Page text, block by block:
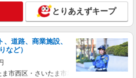
とりあえずキープ
道路、商業施設、
など）
市西区・さいたま市岩槻区・久喜市・蓮田